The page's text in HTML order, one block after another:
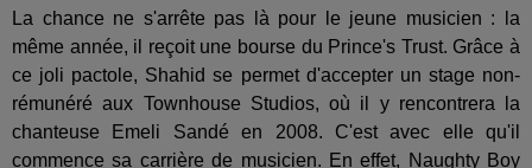
La chance ne s'arrête pas là pour le jeune musicien : la
même année, il reçoit une bourse du Prince's Trust. Grâce à
ce joli pactole, Shahid se permet d'accepter un stage non-
rémunéré aux Townhouse Studios, où il y rencontrera la
chanteuse Emeli Sandé en 2008. C'est avec elle qu'il
commence sa carrière de musicien. En effet, Naughty Boy